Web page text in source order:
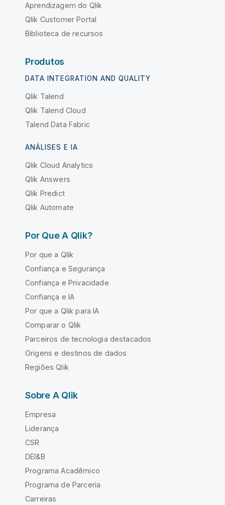
Aprendizagem do Qlik
Qlik Customer Portal
Biblioteca de recursos
Produtos
DATA INTEGRATION AND QUALITY
Qlik Talend
Qlik Talend Cloud
Talend Data Fabric
ANÁLISES E IA
Qlik Cloud Analytics
Qlik Answers
Qlik Predict
Qlik Automate
Por Que A Qlik?
Por que a Qlik
Confiança e Segurança
Confiança e Privacidade
Confiança e IA
Por que a Qlik para IA
Comparar o Qlik
Parceiros de tecnologia destacados
Origens e destinos de dados
Regiões Qlik
Sobre A Qlik
Empresa
Liderança
CSR
DEI&B
Programa Acadêmico
Programa de Parceria
Carreiras